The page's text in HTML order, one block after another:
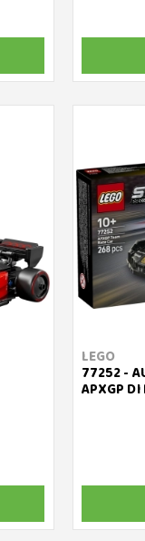
LEGO
77252 -
APXGP